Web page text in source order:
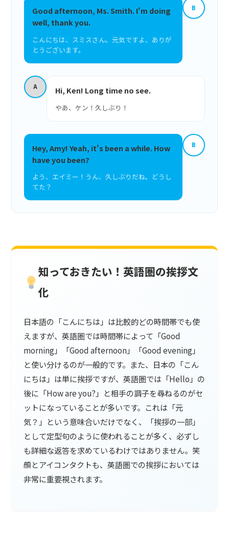
B
Good afternoon, Ms. Smith. I'm doing
well, thank you.
こんにちは、スミスさん。元気ですよ、ありが
とうございます。
A Hi, Ken! Long time no see.
やあ、ケン！久しぶり！
B
Hey, Amy! Yeah, it's been a while. How
have you been?
よう、エイミー！うん、久しぶりだね。どうし
てた？
知っておきたい！英語圏の挨拶文
化
日本語の「こんにちは」は比較的どの時間帯でも使
えますが、英語圏では時間帯によって「Good
morning」「Good afternoon」「Good evening」
と使い分けるのが一般的です。また、日本の「こん
にちは」は単に挨拶ですが、英語圏では「Hello」の
後に「How are you?」と相手の調子を尋ねるのがセ
ットになっていることが多いです。これは「元
気？」という意味合いだけでなく、「挨拶の一部」
として定型句のように使われることが多く、必ずし
も詳細な返答を求めているわけではありません。笑
顔とアイコンタクトも、英語圏での挨拶においては
非常に重要視されます。